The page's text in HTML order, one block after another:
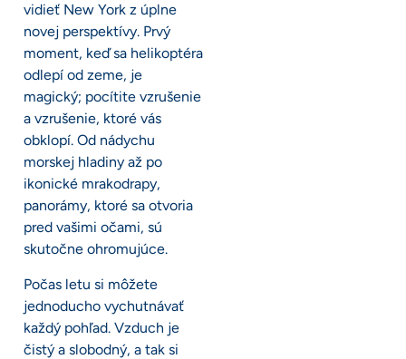
vidieť New York z úplne
novej perspektívy. Prvý
moment, keď sa helikoptéra
odlepí od zeme, je
magický; pocítite vzrušenie
a vzrušenie, ktoré vás
obklopí. Od nádychu
morskej hladiny až po
ikonické mrakodrapy,
panorámy, ktoré sa otvoria
pred vašimi očami, sú
skutočne ohromujúce.
Počas letu si môžete
jednoducho vychutnávať
každý pohľad. Vzduch je
čistý a slobodný, a tak si